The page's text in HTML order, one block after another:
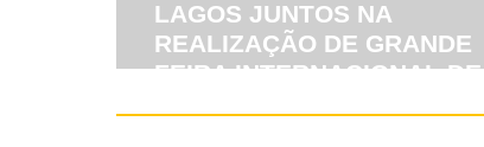
LAGOS JUNTOS NA
REALIZAÇÃO DE GRANDE
FEIRA INTERNACIONAL DE